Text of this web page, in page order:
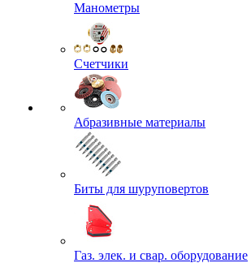
Манометры
Счетчики
Абразивные материалы
Биты для шуруповертов
Газ. элек. и свар. оборудование